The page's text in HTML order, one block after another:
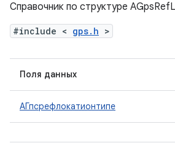
Справочник по структуре
#include < gps.h >
Поля данных
АГпсрефлокатионтипе